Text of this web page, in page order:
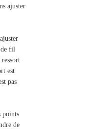
ajuster
de fil
est
pas
points
de